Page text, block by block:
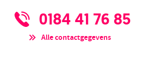
0184 41 76 85
Alle contactgegevens